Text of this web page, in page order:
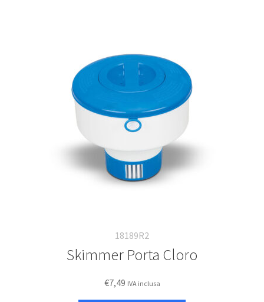
18189R2
Skimmer Porta Cloro
€7,49 IVA inclusa